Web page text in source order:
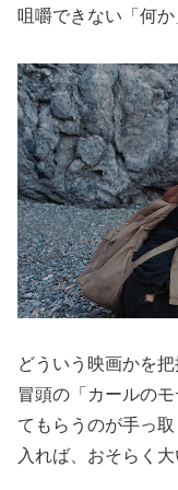
咀嚼できない「何
どういう映画かを
冒頭の「カールの
てもらうのが手っ
入れば、おそらく大